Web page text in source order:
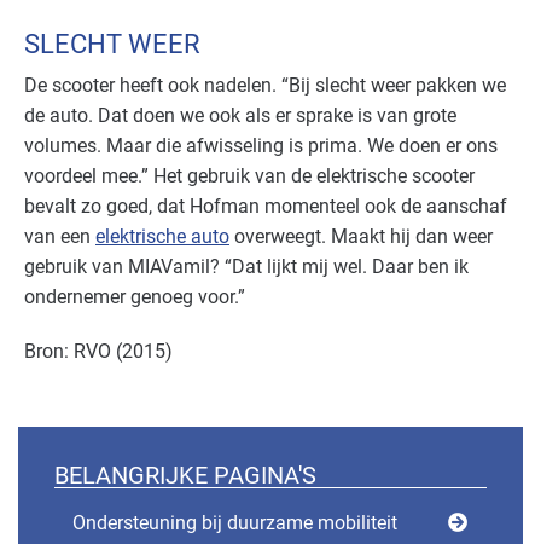
SLECHT WEER
De scooter heeft ook nadelen. “Bij slecht weer pakken we
de auto. Dat doen we ook als er sprake is van grote
volumes. Maar die afwisseling is prima. We doen er ons
voordeel mee.” Het gebruik van de elektrische scooter
bevalt zo goed, dat Hofman momenteel ook de aanschaf
van een elektrische auto overweegt. Maakt hij dan weer
gebruik van MIAVamil? “Dat lijkt mij wel. Daar ben ik
ondernemer genoeg voor.”
Bron: RVO (2015)
BELANGRIJKE PAGINA'S
Ondersteuning bij duurzame mobiliteit